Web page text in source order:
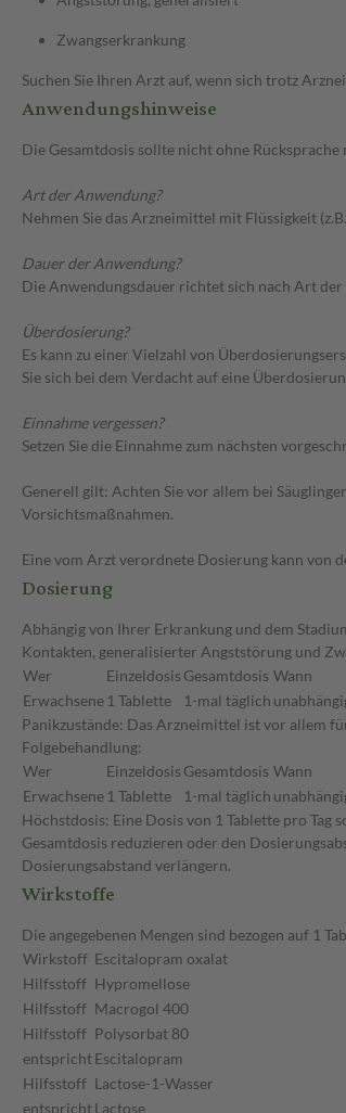
Zwangserkrankung
Suchen Sie Ihren Arzt auf, wenn sich trotz
Anwendungshinweise
Die Gesamtdosis sollte nicht ohne
Art der Anwendung?
Nehmen Sie das Arzneimittel mit Flüssigkeit
Dauer der Anwendung?
Die Anwendungsdauer richtet sich nach Art
Überdosierung?
Es kann zu einer Vielzahl von
Sie sich bei dem Verdacht auf eine
Einnahme vergessen?
Setzen Sie die Einnahme zum nächsten
Generell gilt: Achten Sie vor allem bei
Vorsichtsmaßnahmen.
Eine vom Arzt verordnete Dosierung kann von
Dosierung
Abhängig von Ihrer Erkrankung und dem
Kontakten, generalisierter Angststörung und
Wer
Einzeldosis Gesamtdosis Wann
Erwachsene 1 Tablette 1-mal täglich
Panikzustände: Das Arzneimittel ist vor allem
Folgebehandlung:
Wer
Einzeldosis Gesamtdosis Wann
Erwachsene 1 Tablette 1-mal täglich
Höchstdosis: Eine Dosis von 1 Tablette pro
Gesamtdosis reduzieren oder den
Dosierungsabstand verlängern.
Wirkstoffe
Die angegebenen Mengen sind bezogen auf 1
Wirkstoff Escitalopram oxalat
Hilfsstoff Hypromellose
Hilfsstoff Macrogol 400
Hilfsstoff Polysorbat 80
entsprichtEscitalopram
Hilfsstoff Lactose-1-Wasser
entsprichtLactose